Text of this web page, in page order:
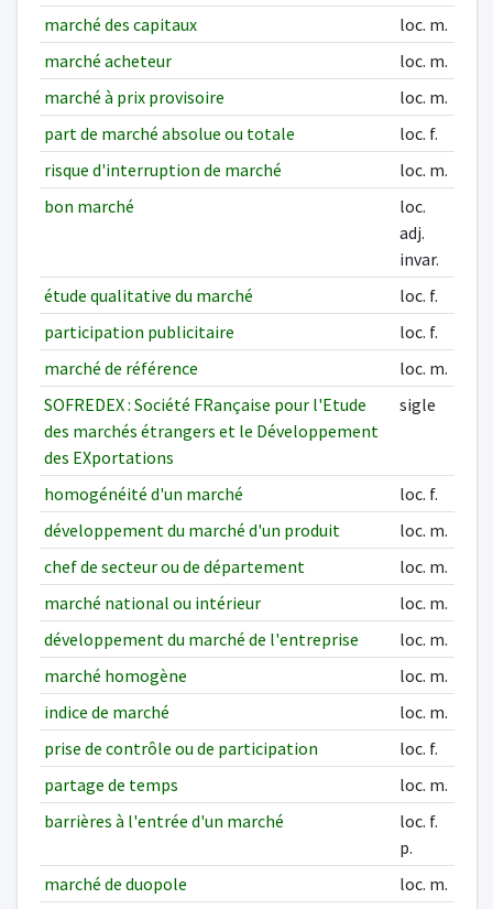
marché des capitaux
loc. m.
marché acheteur
loc. m.
marché à prix provisoire
loc. m.
part de marché absolue ou totale
loc. f.
risque d'interruption de marché
loc. m.
bon marché
loc.
adj.
invar.
étude qualitative du marché
loc. f.
participation publicitaire
loc. f.
marché de référence
loc. m.
SOFREDEX : Société FRançaise pour l'Etude
des marchés étrangers et le Développement
des EXportations
sigle
homogénéité d'un marché
loc. f.
développement du marché d'un produit
loc. m.
chef de secteur ou de département
loc. m.
marché national ou intérieur
loc. m.
développement du marché de l'entreprise
loc. m.
marché homogène
loc. m.
indice de marché
loc. m.
prise de contrôle ou de participation
loc. f.
partage de temps
loc. m.
barrières à l'entrée d'un marché
loc. f.
p.
marché de duopole
loc. m.